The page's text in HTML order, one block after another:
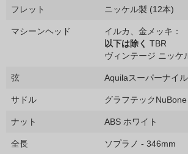
フレット ニッケル製 (12本)
マシーンヘッド
イルカ、金メッキ：
以下は除く TBR
ヴィンテージ ニッケ
弦 Aquilaスーパーナイ
サドル グラフテック
ナット ABS ホワイト
全長 ソプラノ - 346mm